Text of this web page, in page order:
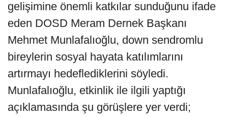
gelişimine önemli katkılar sunduğunu ifade
eden DOSD Meram Dernek Başkanı
Mehmet Munlafalıoğlu, down sendromlu
bireylerin sosyal hayata katılımlarını
artırmayı hedeflediklerini söyledi.
Munlafalıoğlu, etkinlik ile ilgili yaptığı
açıklamasında şu görüşlere yer verdi;